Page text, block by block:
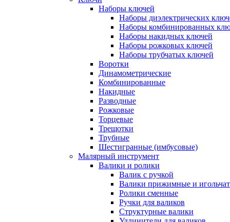
Наборы ключей
Наборы диэлектрических
Наборы комбинированных
Наборы накидных ключей
Наборы рожковых ключей
Наборы трубчатых ключей
Воротки
Динамометрические
Комбинированные
Накидные
Разводные
Рожковые
Торцевые
Трещотки
Трубные
Шестигранные (имбусовые)
Малярный инструмент
Валики и ролики
Валик с ручкой
Валики прижимные и
Ролики сменные
Ручки для валиков
Структурные валики